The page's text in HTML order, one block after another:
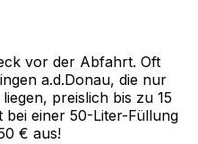
vor der Abfahrt. Oft
a.d.Donau, die nur
preislich bis zu 15
bei einer 50-Liter-Füllung
€ aus!